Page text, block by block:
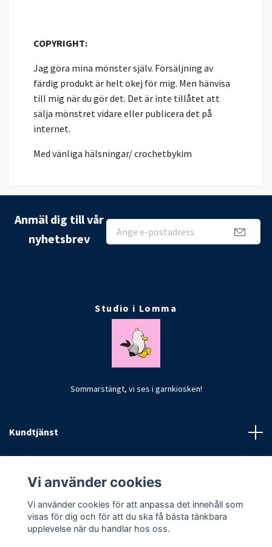
COPYRIGHT:
Jag göra mina mönster själv. Försäljning av
färdig produkt är helt okej för mig. Men hänvisa
till mig när du gör det. Det är inte tillåtet att
sälja mönstret vidare eller publicera det på
internet.
Med vänliga hälsningar/ crochetbykim
Anmäl dig till vår
nyhetsbrev
Studio i Lomma
Sommarstängt, vi ses i garnkiosken!
Kundtjänst
Vi använder cookies
Vi använder cookies för att anpassa det innehåll som
visas för dig och för att du ska få bästa tänkbara
upplevelse när du handlar hos oss.